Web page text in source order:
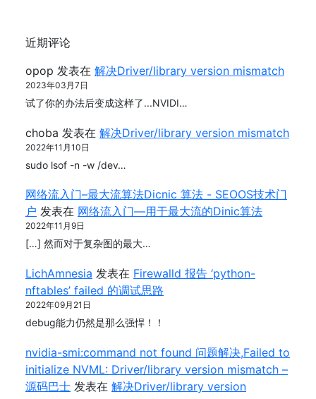
近期评论
opop 发表在 解决Driver/library version mismatch
2023年03月7日
试了你的办法后变成这样了...NVIDI…
choba 发表在 解决Driver/library version mismatch
2022年11月10日
sudo lsof -n -w /dev…
网络流入门–最大流算法Dicnic 算法 - SEOOS技术门
户 发表在 网络流入门—用于最大流的Dinic算法
2022年11月9日
[…] 然而对于复杂图的最大…
LichAmnesia 发表在 Firewalld 报告 ‘python-
nftables’ failed 的调试思路
2022年09月21日
debug能力仍然是那么强悍！！
nvidia-smi:command not found 问题解决,Failed to
initialize NVML: Driver/library version mismatch –
源码巴士 发表在 解决Driver/library version